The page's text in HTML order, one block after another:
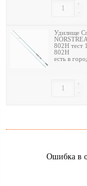
-
+
Удилище
802H тест
802H
есть в
-
+
Ошибка в